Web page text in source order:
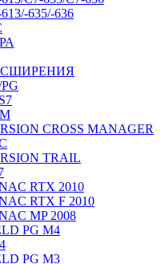
635/-636
CROSS MANAGER
TRAIL
RTX 2010
RTX F 2010
MP 2008
PG M4
PG M3